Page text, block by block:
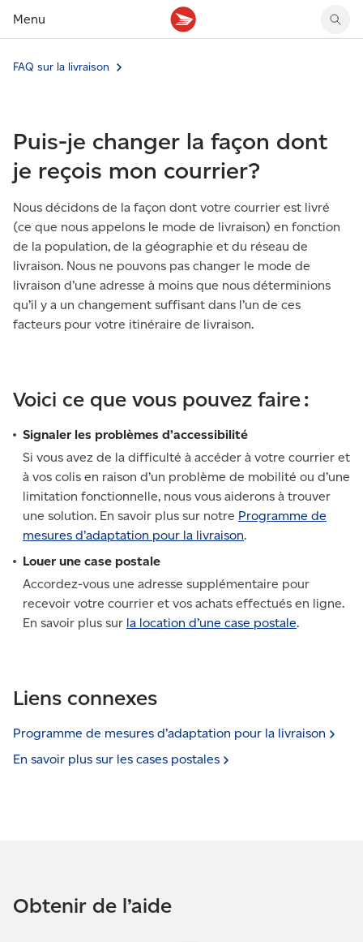
Menu
Faire un envoi au Canada
Expédier à l’étranger
Acheter timbres et fournitures d’emballage
Conseils d’expédition
Gérer courrier et colis
Cueillette au comptoir
Boîtes postales et casiers
Cartes et services prépayés
Proposer un timbre
Cachets illustrés
Magazine En détail
FAQ sur la livraison
Puis-je changer la façon dont
je reçois mon courrier?
Nous décidons de la façon dont votre courrier est livré
(ce que nous appelons le mode de livraison) en fonction
de la population, de la géographie et du réseau de
livraison. Nous ne pouvons pas changer le mode de
livraison d’une adresse à moins que nous déterminions
qu’il y a un changement suffisant dans l’un de ces
facteurs pour votre itinéraire de livraison.
Voici ce que vous pouvez faire :
Signaler les problèmes d’accessibilité
Si vous avez de la difficulté à accéder à votre courrier et
à vos colis en raison d’un problème de mobilité ou d’une
limitation fonctionnelle, nous vous aiderons à trouver
une solution. En savoir plus sur notre Programme de
mesures d’adaptation pour la livraison.
Louer une case postale
Accordez-vous une adresse supplémentaire pour
recevoir votre courrier et vos achats effectués en ligne.
En savoir plus sur la location d’une case postale.
Liens connexes
Programme de mesures d’adaptation pour la livraison
En savoir plus sur les cases postales
Obtenir de l’aide